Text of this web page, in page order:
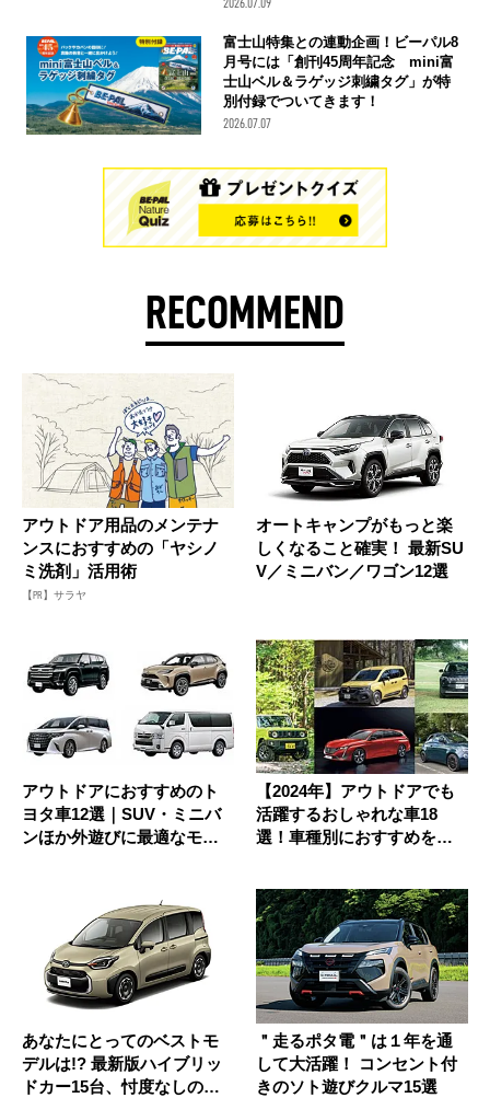
富士山特集との連動企画！ビーパル8
月号には「創刊45周年記念 mini富
士山ベル＆ラゲッジ刺繍タグ」が特
別付録でついてきます！
2026.07.07
RECOMMEND
アウトドア用品のメンテナ
ンスにおすすめの「ヤシノ
ミ洗剤」活用術
【PR】サラヤ
オートキャンプがもっと楽
しくなること確実！ 最新SU
V／ミニバン／ワゴン12選
アウトドアにおすすめのト
ヨタ車12選｜SUV・ミニバ
ンほか外遊びに最適なモデ
【2024年】アウトドアでも
活躍するおしゃれな車18
選！車種別におすすめを紹
あなたにとってのベストモ
デルは!? 最新版ハイブリッ
ドカー15台、忖度なしの徹
＂走るポタ電＂は１年を通
して大活躍！ コンセント付
きのソト遊びクルマ15選